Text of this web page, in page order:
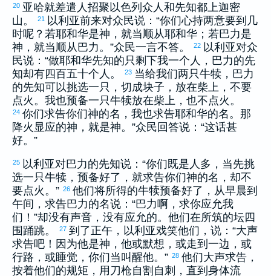
20 亚哈就差遣人招聚 以色列 众人和先知都上迦密
山。
21 以利亚前来对众民说：“你们心持两意要到几
时呢？若耶和华是神，就当顺从耶和华；若巴力是
神，就当顺从巴力 。”众民一言不答。 22 以利亚对众
民说：“做耶和华先知的只剩下我一个人， 巴力的先
知却有四百五十个人。
23 当给我们两只牛犊， 巴力
的先知可以挑选一只，切成块子，放在柴上，不要
点火。我也预备一只牛犊放在柴上，也不点火。
24 你们求告你们神的名，我也求告耶和华的名。那
降火显应的神，就是神。”众民回答说：“这话甚
好。”
25 以利亚对巴力的先知说：“你们既是人多，当先挑
选一只牛犊，预备好了，就求告你们神的名，却不
要点火。” 26 他们将所得的牛犊预备好了，从早晨到
午间，求告巴力的名说：“巴力啊，求你应允我
们！”却没有声音，没有应允的。他们在所筑的坛四
围踊跳。
27 到了正午， 以利亚戏笑他们，说：“大声
求告吧！因为他是神，他或默想，或走到一边，或
行路，或睡觉，你们当叫醒他。” 28 他们大声求告，
按着他们的规矩，用刀枪自割自刺，直到身体流